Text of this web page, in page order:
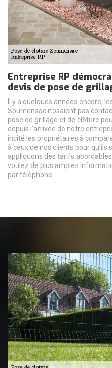
Entreprise RP
devis de pose de
Il y a quelques années encore,
Soumensac n’osaient pas
pose de grillage et de clôture
depuis l’arrivée de notre
incité les propriétaires à
à ceux de nos clients pour
appliquons des tarifs
voulez de plus amples
par téléphone.